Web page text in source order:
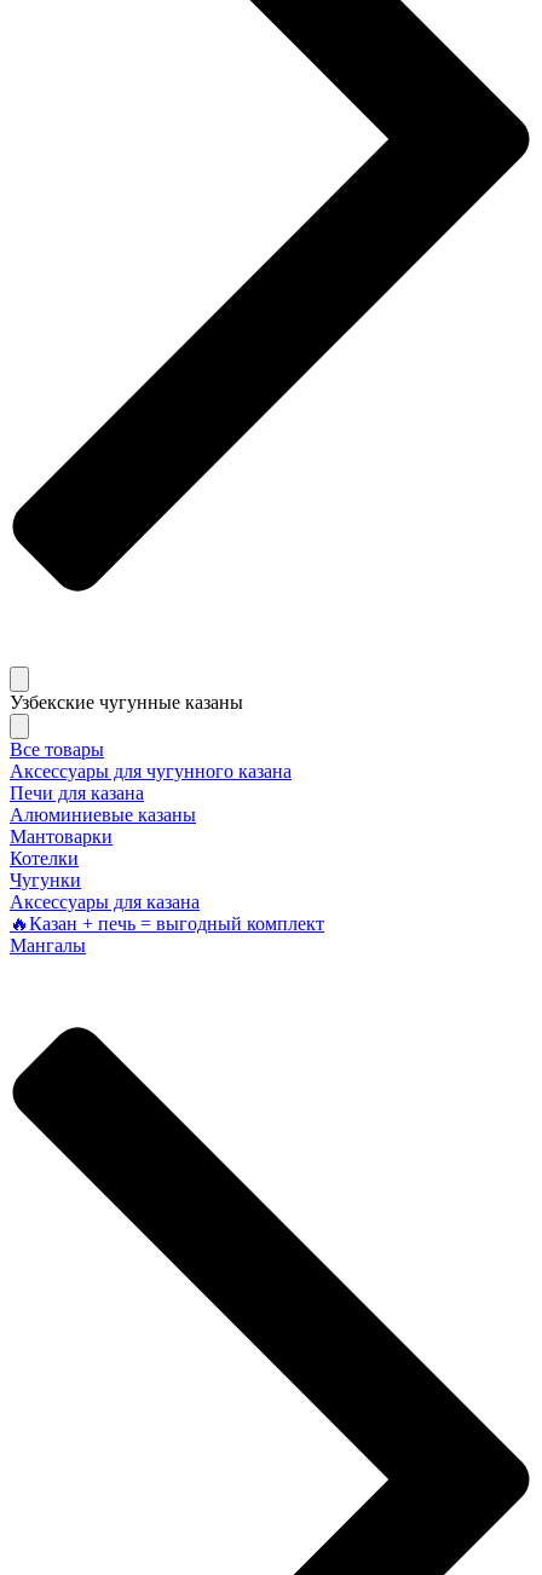
Узбекские чугунные казаны
Все товары
Аксессуары для чугунного казана
Печи для казана
Алюминиевые казаны
Мантоварки
Котелки
Чугунки
Аксессуары для казана
🔥Казан + печь = выгодный комплект
Мангалы